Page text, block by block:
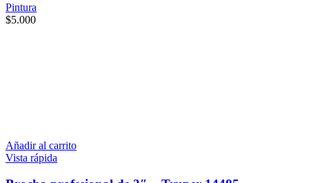
Pintura
$5.000
Añadir al carrito
Vista rápida